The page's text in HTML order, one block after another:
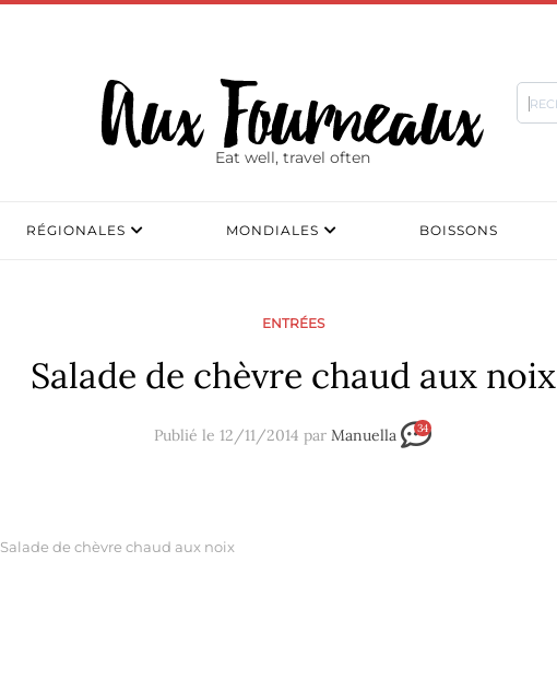
Eat well, travel often
RÉGIONALES MONDIALES BOISSONS
ENTRÉES
Salade de chèvre chaud aux noix
Publié le 12/11/2014 par Manuella 34
Salade de chèvre chaud aux noix